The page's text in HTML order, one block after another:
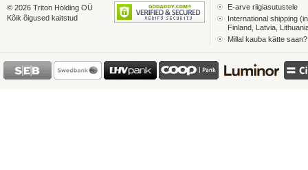
© 2026 Triton Holding OÜ
Kõik õigused kaitstud
E-arve riigiasutustele
International shipping
Finland, Latvia,
Millal kauba kätte saan?